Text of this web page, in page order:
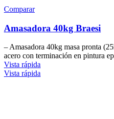
Comparar
Amasadora 40kg Braesi
– Amasadora 40kg masa pronta
acero con terminación en pintura
Vista rápida
Vista rápida